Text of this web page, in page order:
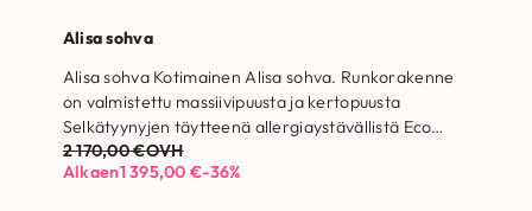
Alisa sohva
Alisa sohva Kotimainen Alisa sohva. Runkorakenne
on valmistettu massiivipuusta ja kertopuusta
Selkätyynyjen täytteenä allergiaystävällistä Eco
Supersoft -vanua Jalan korkeus 15…
2 170,00€OVH
Alkaen1 395,00€-36%